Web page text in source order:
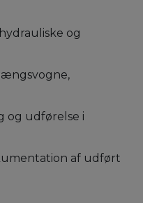
og
og udførelse i
af udført